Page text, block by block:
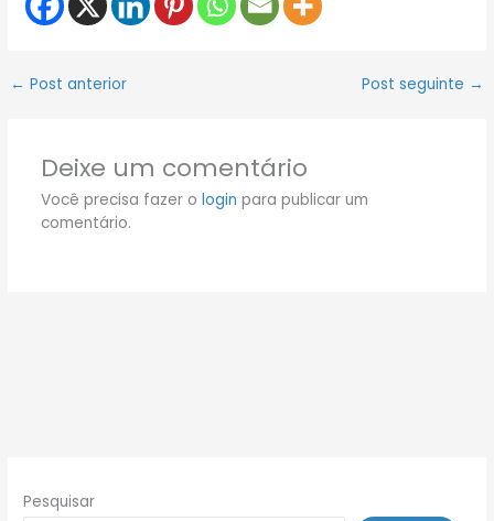
← Post anterior Post seguinte →
Deixe um comentário
Você precisa fazer o login para publicar um
comentário.
Pesquisar